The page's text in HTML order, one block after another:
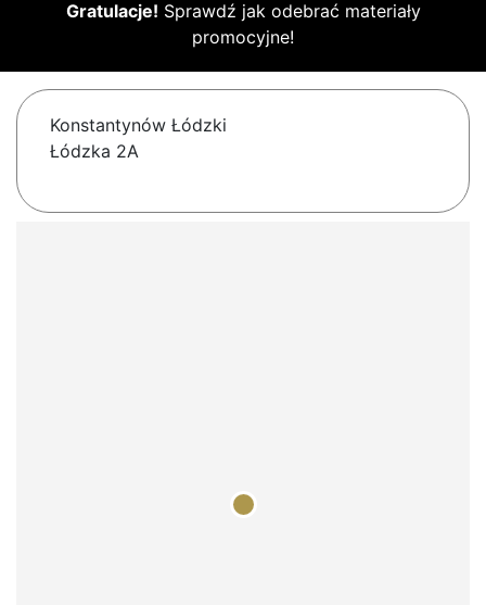
Gratulacje! Sprawdź jak odebrać materiały
promocyjne!
Konstantynów Łódzki
Łódzka 2A